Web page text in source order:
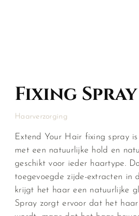
Fixing Spray
Haarverzorging
Extend Your Hair fixing spray
met een natuurlijke hold en
geschikt voor ieder haartype.
toegevoegde zijde-extracten in
krijgt het haar een natuurlijke
Spray zorgt ervoor dat het